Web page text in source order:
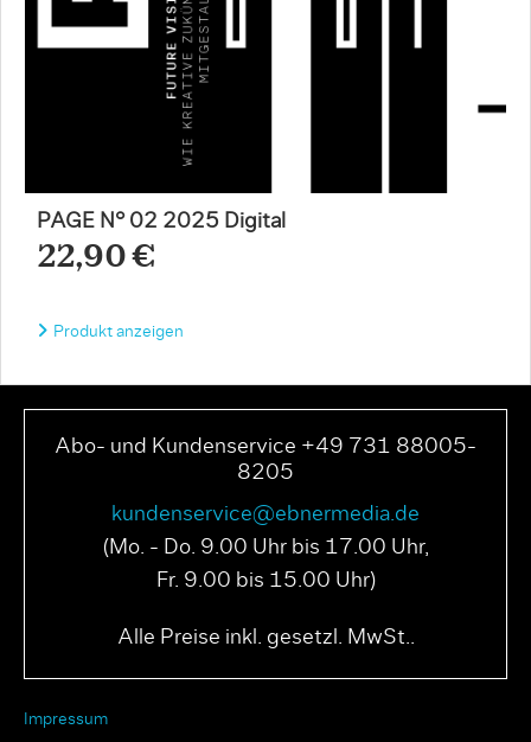
PAGE N° 02 2025 Digital
22,90 €
Produkt anzeigen
Abo- und Kundenservice +49 731 88005-
8205
kundenservice@ebnermedia.de
(Mo. - Do. 9.00 Uhr bis 17.00 Uhr,
Fr. 9.00 bis 15.00 Uhr)
Alle Preise inkl. gesetzl. MwSt..
Impressum